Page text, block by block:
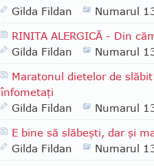
Gilda Fildan
Numarul
RINITA ALERGICĂ - Din
Gilda Fildan
Numarul
Maratonul dietelor de
înfometaţi
Gilda Fildan
Numarul
E bine să slăbeşti, dar şi
Gilda Fildan
Numarul